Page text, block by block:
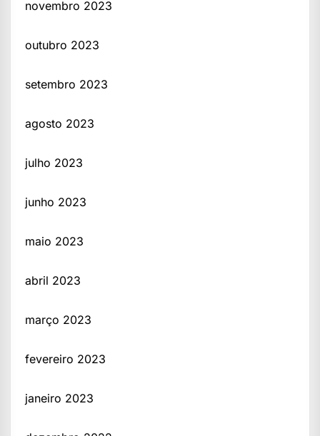
novembro 2023
outubro 2023
setembro 2023
agosto 2023
julho 2023
junho 2023
maio 2023
abril 2023
março 2023
fevereiro 2023
janeiro 2023